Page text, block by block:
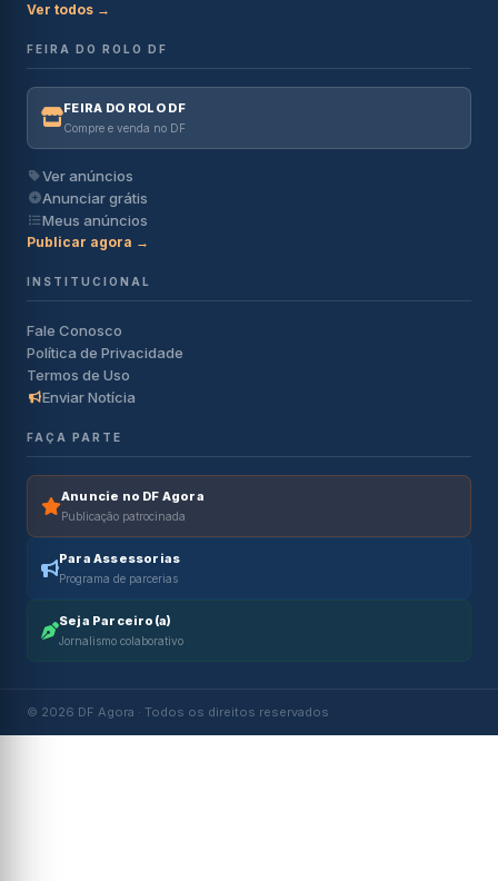
Ver todos →
FEIRA DO ROLO DF
FEIRA DO ROLO DF
Compre e venda no DF
Ver anúncios
Anunciar grátis
Meus anúncios
Publicar agora →
INSTITUCIONAL
Fale Conosco
Política de Privacidade
Termos de Uso
Enviar Notícia
FAÇA PARTE
Anuncie no DF Agora
Publicação patrocinada
Para Assessorias
Programa de parcerias
Seja Parceiro(a)
Jornalismo colaborativo
© 2026 DF Agora · Todos os direitos reservados